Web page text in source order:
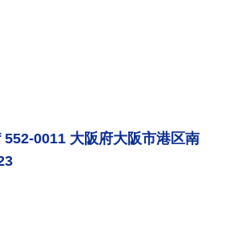
552-0011 大阪府大阪市港区南